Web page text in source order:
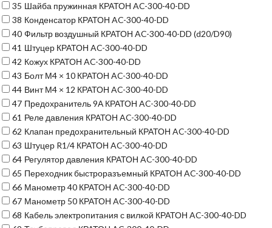
35 Шайба пружинная КРАТОН AC-300-40-DD
38 Конденсатор КРАТОН AC-300-40-DD
40 Фильтр воздушный КРАТОН AC-300-40-DD (d20/D90)
41 Штуцер КРАТОН AC-300-40-DD
42 Кожух КРАТОН AC-300-40-DD
43 Болт М4 × 10 КРАТОН AC-300-40-DD
44 Винт М4 × 12 КРАТОН AC-300-40-DD
47 Предохранитель 9А КРАТОН AC-300-40-DD
61 Реле давления КРАТОН AC-300-40-DD
62 Клапан предохранительный КРАТОН AC-300-40-DD
63 Штуцер R1/4 КРАТОН AC-300-40-DD
64 Регулятор давления КРАТОН AC-300-40-DD
65 Переходник быстроразъемный КРАТОН AC-300-40-DD
66 Манометр 40 КРАТОН AC-300-40-DD
67 Манометр 50 КРАТОН AC-300-40-DD
68 Кабель электропитания с вилкой КРАТОН AC-300-40-DD